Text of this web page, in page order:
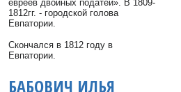
евреев двойных податей». В 1809-
1812гг. - городской голова
Евпатории.
Скончался в 1812 году в
Евпатории.
БАБОВИЧ ИЛЬЯ